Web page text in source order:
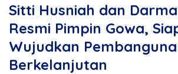
Sitti Husniah dan
Resmi Pimpin Gowa,
Wujudkan
Berkelanjutan